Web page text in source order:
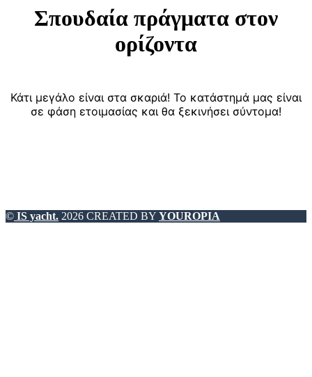
Σπουδαία πράγματα στον
ορίζοντα
Κάτι μεγάλο είναι στα σκαριά! Το κατάστημά μας είναι
σε φάση ετοιμασίας και θα ξεκινήσει σύντομα!
© IS yacht. 2026 CREATED BY YOUROPIA